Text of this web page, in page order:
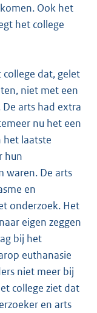
Ook het
het college
dat, gelet
niet met een
arts had extra
nu het een
laatste
hun
waren. De arts
en
onderzoek. Het
eigen zeggen
bij het
euthanasie
niet meer bij
college ziet dat
en arts